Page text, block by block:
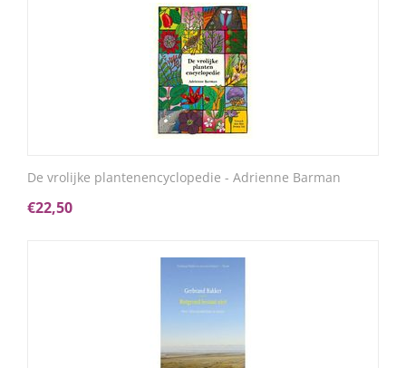
De vrolijke plantenencyclopedie - Adrienne Barman
€22,50